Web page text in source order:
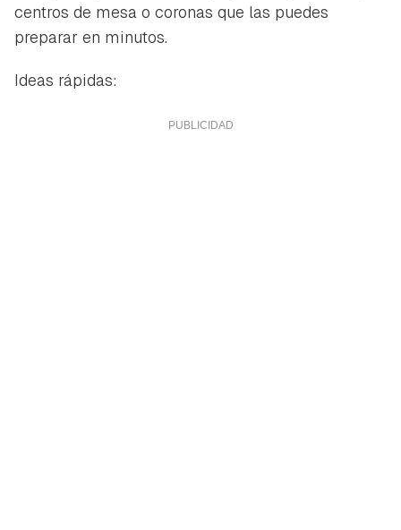
centros de mesa o coronas que las puedes
preparar en minutos.
Ideas rápidas: